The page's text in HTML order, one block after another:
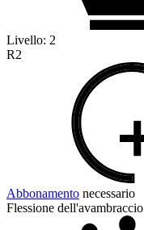
Livello: 2
R2
Abbonamento necessario
Flessione dell'avambraccio